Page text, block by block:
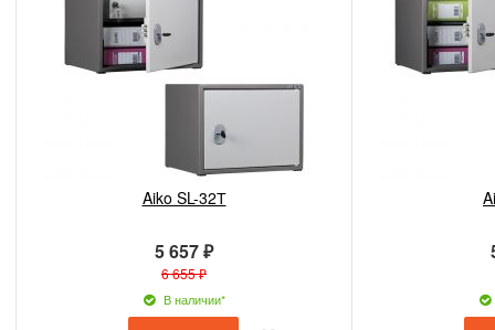
Aiko SL-32Т
5 657 ₽
6 655 ₽
В наличии*